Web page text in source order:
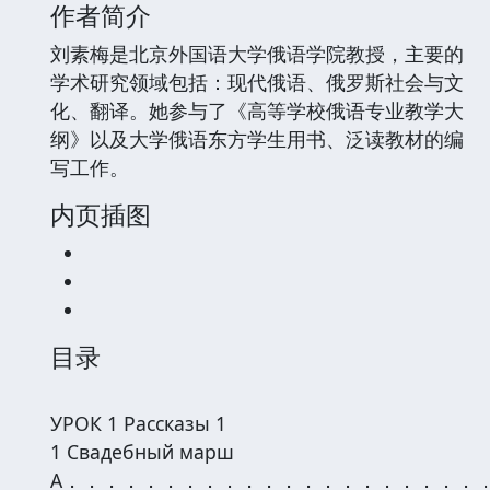
作者简介
刘素梅是北京外国语大学俄语学院教授，主要的
学术研究领域包括：现代俄语、俄罗斯社会与文
化、翻译。她参与了《高等学校俄语专业教学大
纲》以及大学俄语东方学生用书、泛读教材的编
写工作。
内页插图
目录
УРОК 1 Рассказы 1
1 Свадебный марш
A．．．．．．．．．．．．．．．．．．．．